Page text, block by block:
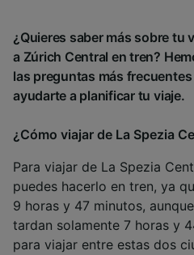
¿Quieres saber más sobre tu
a Zúrich Central en tren?
las preguntas más
ayudarte a planificar tu viaje.
¿Cómo viajar de La Spezia
Para viajar de La Spezia
puedes hacerlo en tren, ya
9 horas y 47 minutos,
tardan solamente 7 horas y
para viajar entre estas dos